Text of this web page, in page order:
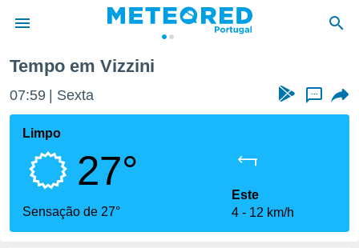
da
foi
fornecidas
a este
das
Tempo em Vizzini
07:59 Sexta ...
Limpo
27°
Sensação de 27°
Este
4
12 km/h